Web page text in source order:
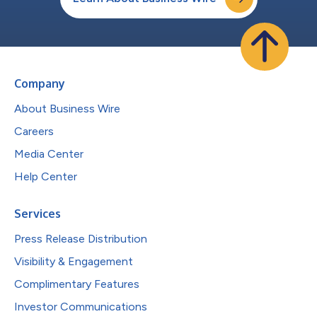
Company
About Business Wire
Careers
Media Center
Help Center
Services
Press Release Distribution
Visibility & Engagement
Complimentary Features
Investor Communications